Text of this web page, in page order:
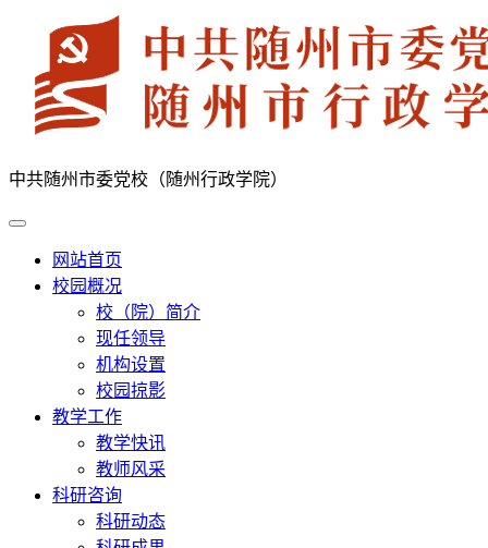
中共随州市委党校（随州行政学院）
网站首页
校园概况
校（院）简介
现任领导
机构设置
校园掠影
教学工作
教学快讯
教师风采
科研咨询
科研动态